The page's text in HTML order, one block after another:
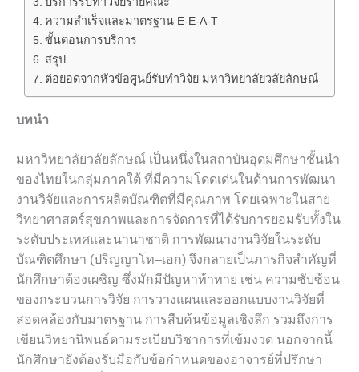
ความสำเร็จและมาตรฐาน E-E-A-T
ขั้นตอนการบริการ
สรุป
ต่อยอดจากหัวข้อศูนย์รับทำวิจัย มหาวิทยาลัยวลัยลักษณ์
บทนำ
มหาวิทยาลัยวลัยลักษณ์ เป็นหนึ่งในสถาบันอุดมศึกษาชั้นนำ
ของไทยในกลุ่มภาคใต้ ที่มีความโดดเด่นในด้านการพัฒนา
งานวิจัยและการผลิตบัณฑิตที่มีคุณภาพ โดยเฉพาะในสาย
วิทยาศาสตร์สุขภาพและการจัดการที่ได้รับการยอมรับทั้งใน
ระดับประเทศและนานาชาติ การพัฒนางานวิจัยในระดับ
บัณฑิตศึกษา (ปริญญาโท–เอก) จึงกลายเป็นภารกิจสำคัญที่
นักศึกษาต้องเผชิญ ซึ่งมักมีปัญหาท้าทาย เช่น ความซับซ้อน
ของกระบวนการวิจัย การวางแผนและออกแบบงานวิจัยที่
สอดคล้องกับมาตรฐาน การสืบค้นข้อมูลเชิงลึก รวมถึงการ
เขียนวิทยานิพนธ์ตามระเบียบวิชาการที่เข้มงวด นอกจากนี้
นักศึกษายังต้องรับมือกับข้อกำหนดของอาจารย์ที่ปรึกษา